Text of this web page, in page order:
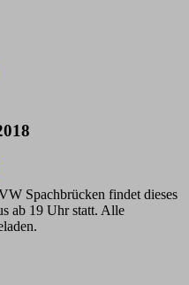
Spachbrücken findet dieses
ab 19 Uhr statt. Alle